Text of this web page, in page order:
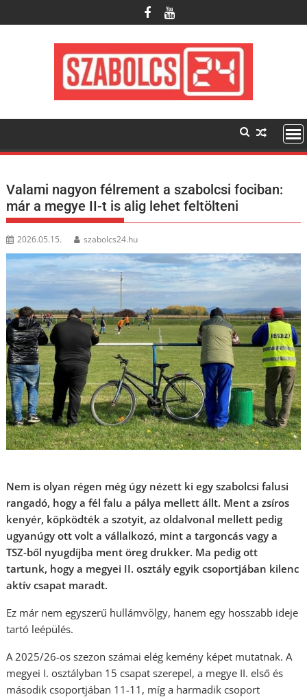
to
Valami nagyon félrement a szabolcsi fociban:
már a megye II-t is alig lehet feltölteni
2026.05.15. szabolcs24.hu
Nem is olyan régen még úgy nézett ki egy szabolcsi falusi
rangadó, hogy a fél falu a pálya mellett állt. Ment a zsíros
kenyér, köpködték a szotyit, az oldalvonal mellett pedig
ugyanúgy ott volt a vállalkozó, mint a targoncás vagy a
TSZ-ből nyugdíjba ment öreg drukker. Ma pedig ott
tartunk, hogy a megyei II. osztály egyik csoportjában kilenc
aktív csapat maradt.
Ez már nem egyszerű hullámvölgy, hanem egy hosszabb ideje
tartó leépülés.
A 2025/26-os szezon számai elég kemény képet mutatnak. A
megyei I. osztályban 15 csapat szerepel, a megye II. első és
második csoportjában 11-11, míg a harmadik csoport